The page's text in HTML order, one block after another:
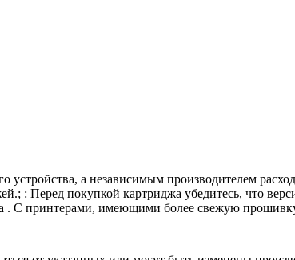
а независимым производителем
: Перед покупкой картриджа убедитесь, что
С принтерами, имеющими более свежую прошивку,